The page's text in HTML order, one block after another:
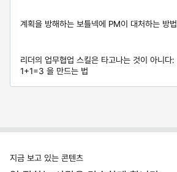
계획을 방해하는 보틀넥에 PM이 대처하는 방법
리더의 업무협업 스킬은 타고나는 것이 아니다:
1+1=3 을 만드는 법
지금 보고 있는 콘텐츠